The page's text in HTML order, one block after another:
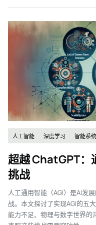
人工智能 深度学习 智能系
超越 ChatGPT：
挑战
人工通用智能（AGI）是AI发
战。本文探讨了实现AGI的五
能力不足、物理与数字世界的